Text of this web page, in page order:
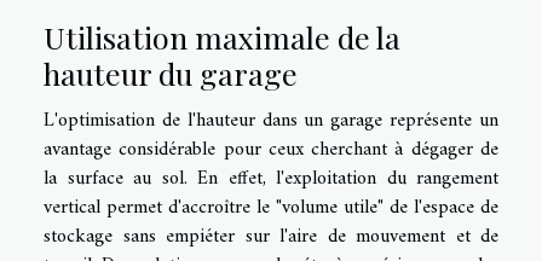
Utilisation maximale de la
hauteur du garage
L'optimisation de l'hauteur dans un garage représente un
avantage considérable pour ceux cherchant à dégager de
la surface au sol. En effet, l'exploitation du rangement
vertical permet d'accroître le "volume utile" de l'espace de
stockage sans empiéter sur l'aire de mouvement et de